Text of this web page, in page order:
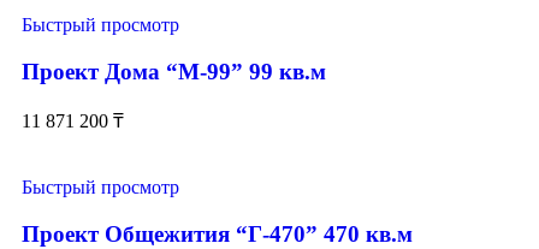
Быстрый просмотр
Проект Дома “М-99” 99 кв.м
11 871 200 ₸
Быстрый просмотр
Проект Общежития “Г-470” 470 кв.м